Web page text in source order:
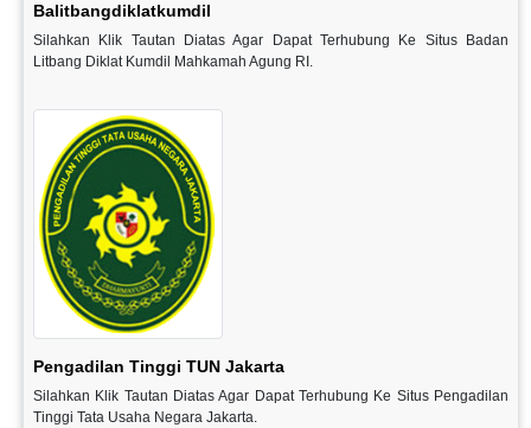
Balitbangdiklatkumdil
Silahkan Klik Tautan Diatas Agar Dapat Terhubung Ke Situs Badan
Litbang Diklat Kumdil Mahkamah Agung RI.
Pengadilan Tinggi TUN Jakarta
Silahkan Klik Tautan Diatas Agar Dapat Terhubung Ke Situs Pengadilan
Tinggi Tata Usaha Negara Jakarta.